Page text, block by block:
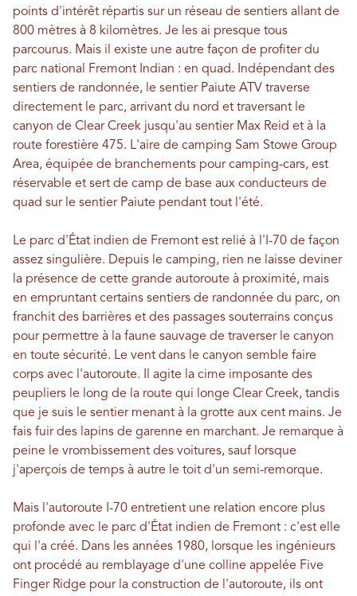
points d'intérêt répartis sur un réseau de sentiers allant de
800 mètres à 8 kilomètres. Je les ai presque tous
parcourus. Mais il existe une autre façon de profiter du
parc national Fremont Indian : en quad. Indépendant des
sentiers de randonnée, le sentier Paiute ATV traverse
directement le parc, arrivant du nord et traversant le
canyon de Clear Creek jusqu'au sentier Max Reid et à la
route forestière 475. L'aire de camping Sam Stowe Group
Area, équipée de branchements pour camping-cars, est
réservable et sert de camp de base aux conducteurs de
quad sur le sentier Paiute pendant tout l'été.
Le parc d'État indien de Fremont est relié à l'I-70 de façon
assez singulière. Depuis le camping, rien ne laisse deviner
la présence de cette grande autoroute à proximité, mais
en empruntant certains sentiers de randonnée du parc, on
franchit des barrières et des passages souterrains conçus
pour permettre à la faune sauvage de traverser le canyon
en toute sécurité. Le vent dans le canyon semble faire
corps avec l'autoroute. Il agite la cime imposante des
peupliers le long de la route qui longe Clear Creek, tandis
que je suis le sentier menant à la grotte aux cent mains. Je
fais fuir des lapins de garenne en marchant. Je remarque à
peine le vrombissement des voitures, sauf lorsque
j'aperçois de temps à autre le toit d'un semi-remorque.
Mais l'autoroute I-70 entretient une relation encore plus
profonde avec le parc d'État indien de Fremont : c'est elle
qui l'a créé. Dans les années 1980, lorsque les ingénieurs
ont procédé au remblayage d'une colline appelée Five
Finger Ridge pour la construction de l'autoroute, ils ont